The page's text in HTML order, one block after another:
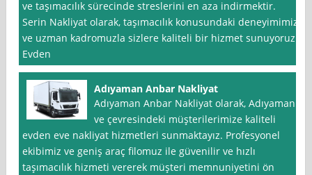
ve taşımacılık sürecinde streslerini en aza indirmektir.
Serin Nakliyat olarak, taşımacılık konusundaki deneyimimiz
ve uzman kadromuzla sizlere kaliteli bir hizmet sunuyoruz.
Evden
Adıyaman Anbar Nakliyat
Adıyaman Anbar Nakliyat olarak, Adıyaman
ve çevresindeki müşterilerimize kaliteli
evden eve nakliyat hizmetleri sunmaktayız. Profesyonel
ekibimiz ve geniş araç filomuz ile güvenilir ve hızlı
taşımacılık hizmeti vererek müşteri memnuniyetini ön